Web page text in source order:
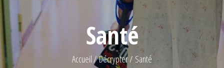
Santé
Accueil Décrypter Santé